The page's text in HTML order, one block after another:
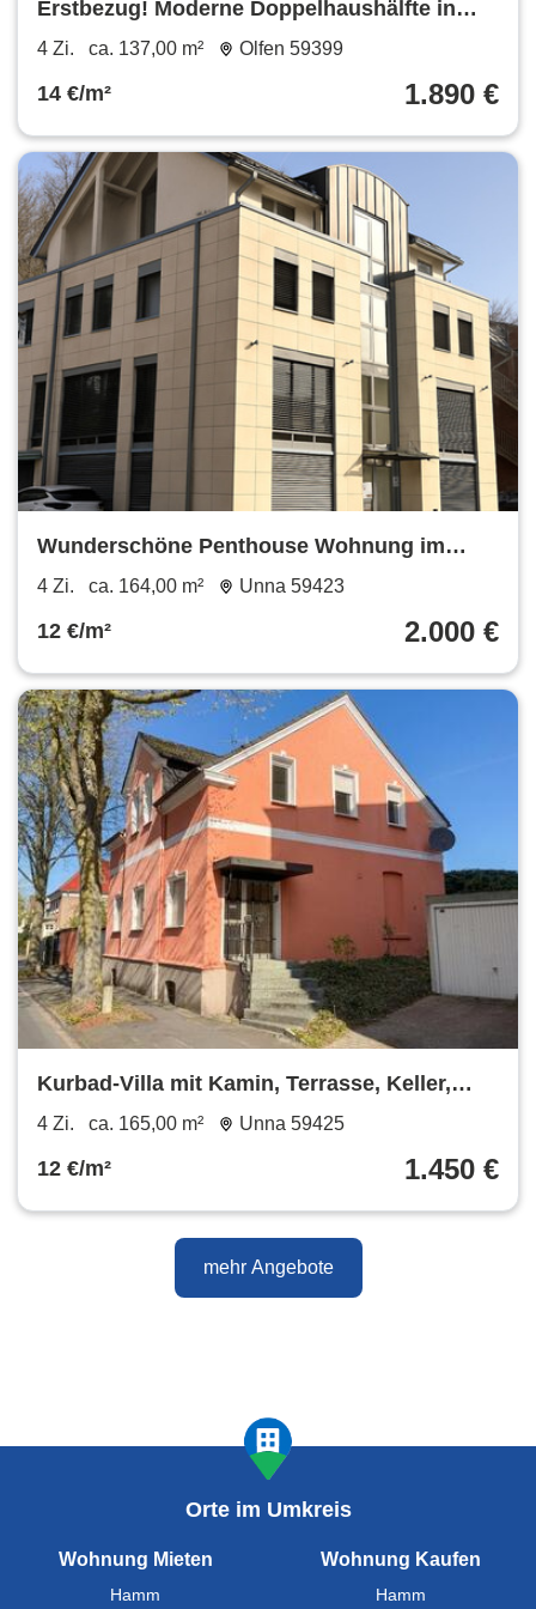
Erstbezug! Moderne Doppelhaushälfte in
KFW-40-Standard mit Garten und Garage!
4 Zi. ca. 137,00 m² Olfen 59399
14 €/m² 1.890 €
Wunderschöne Penthouse Wohnung im
Zentrum von Unna
4 Zi. ca. 164,00 m² Unna 59423
12 €/m² 2.000 €
Kurbad-Villa mit Kamin, Terrasse, Keller,
Garten, Garage und Gartenhaus
4 Zi. ca. 165,00 m² Unna 59425
12 €/m² 1.450 €
mehr Angebote
Orte im Umkreis
Wohnung Mieten
Hamm
Wohnung Kaufen
Hamm